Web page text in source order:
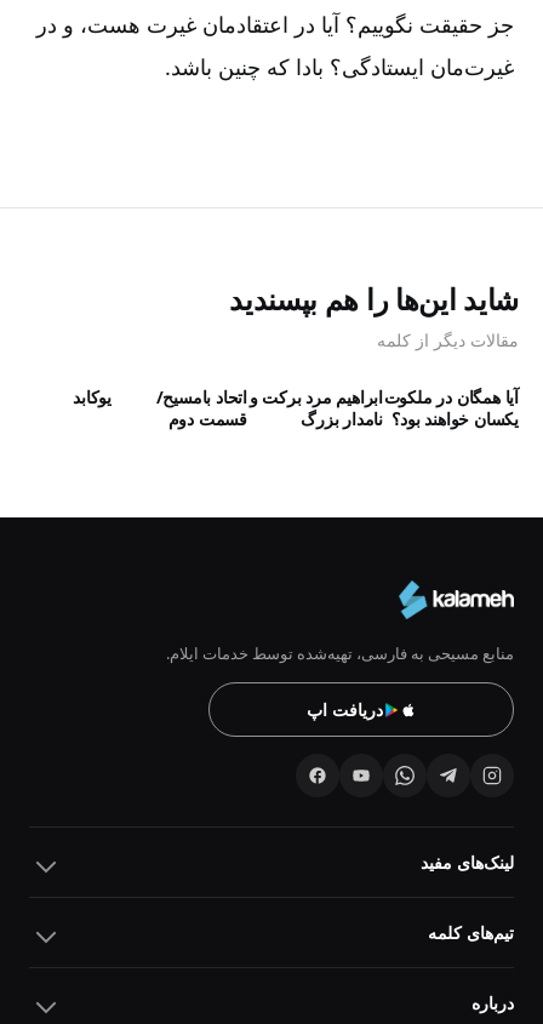
جز حقیقت نگوییم؟ آیا در اعتقادمان غیرت هست، و در
غیرت‌مان ایستادگی؟ بادا كه چنین باشد.
شاید این‌ها را هم بپسندید
مقالات دیگر از کلمه
آیا همگان در ملکوت
یکسان خواهند بود؟
ابراهیم مرد برکت و
نامدار بزرگ
اتحاد بامسیح/
قسمت دوم
یوکابد
منابع مسیحی به فارسی، تهیه‌شده توسط خدمات ایلام.
دریافت اپ
لینک‌های مفید
تیم‌های کلمه
درباره